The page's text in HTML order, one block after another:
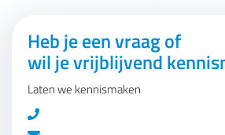
Heb je een vraag of
wil je vrijblijvend
Laten we kennismaken